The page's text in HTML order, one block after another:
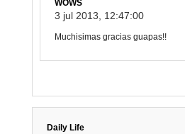
WOWS
3 jul 2013, 12:47:00
Muchisimas gracias guapas!!
Daily Life